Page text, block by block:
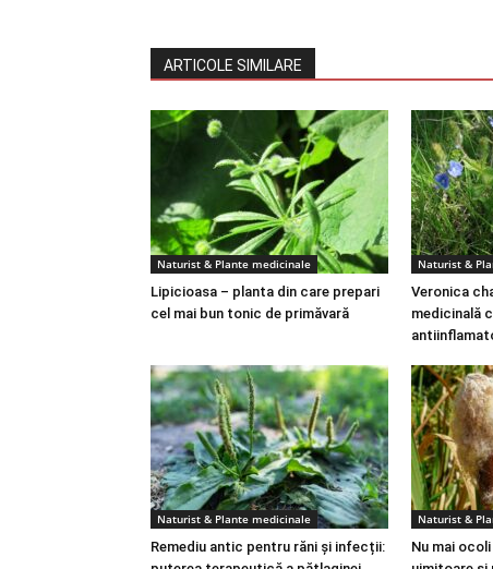
ARTICOLE SIMILARE
Naturist & Plante medicinale
Lipicioasa – planta din care prepari
cel mai bun tonic de primăvară
Naturist &
Veronica
medicinală
Naturist & Plante medicinale
Remediu antic pentru răni și infecții:
Naturist &
Nu mai